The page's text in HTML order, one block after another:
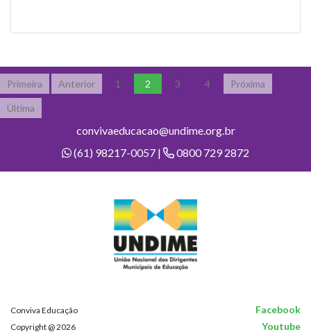
Primeira Anterior 1 2 3 4 Próxima
Última
convivaeducacao@undime.org.br
(61) 98217-0057 |
0800 729 2872
Conviva Educação Facebook
Copyright @ 2026 Youtube